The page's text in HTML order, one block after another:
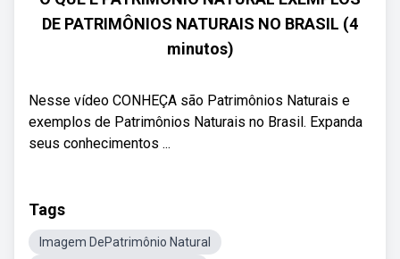
DE PATRIMÔNIOS NATURAIS NO BRASIL (4
minutos)
Nesse vídeo CONHEÇA são Patrimônios Naturais e
exemplos de Patrimônios Naturais no Brasil. Expanda
seus conhecimentos ...
Tags
Imagem DePatrimônio Natural